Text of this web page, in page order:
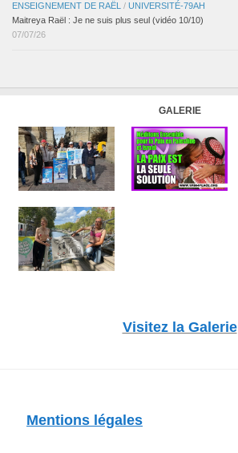
ENSEIGNEMENT DE RAËL / UNIVERSITÉ-79AH
Maitreya Raël : Je ne suis plus seul (vidéo 10/10)
07/07/26
GALERIE
Visitez la Galerie
Mentions légales